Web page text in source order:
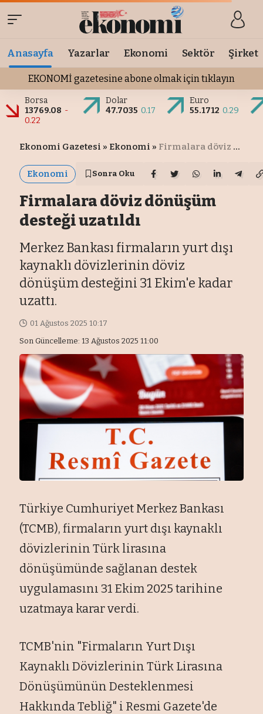
Anasayfa Yazarlar Ekonomi Sektör Şirket
EKONOMİ gazetesine abone olmak için tıklayın
Borsa
13769.08 -
0.22
Dolar
47.7035 0.17
Euro
55.1712 0.29
Ekonomi Gazetesi » Ekonomi » Firmalara döviz dönüşüm desteği uzatıldı
Ekonomi Sonra Oku
Firmalara döviz dönüşüm
desteği uzatıldı
Merkez Bankası firmaların yurt dışı
kaynaklı dövizlerinin döviz
dönüşüm desteğini 31 Ekim'e kadar
uzattı.
Son Güncelleme: 13 Ağustos 2025 11:00
01 Ağustos 2025 10:17
Türkiye Cumhuriyet Merkez Bankası
(TCMB), firmaların yurt dışı kaynaklı
dövizlerinin Türk lirasına
dönüşümünde sağlanan destek
uygulamasını 31 Ekim 2025 tarihine
uzatmaya karar verdi.
TCMB'nin "Firmaların Yurt Dışı
Kaynaklı Dövizlerinin Türk Lirasına
Dönüşümünün Desteklenmesi
Hakkında Tebliğ" i Resmi Gazete'de